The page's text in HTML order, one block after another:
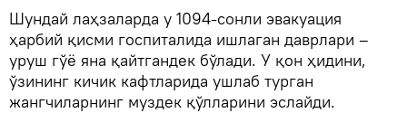
Шундай лаҳзаларда у 1094-сонли эвакуация
ҳарбий қисми госпиталида ишлаган даврлари –
уруш гўё яна қайтгандек бўлади. У қон ҳидини,
ўзининг кичик кафтларида ушлаб турган
жангчиларнинг муздек қўлларини эслайди.